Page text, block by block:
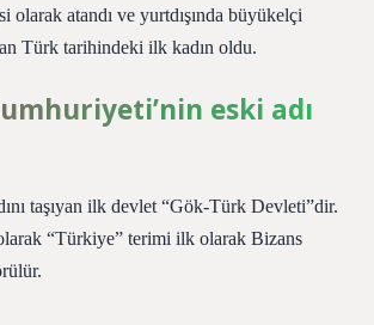
olarak atandı ve yurtdışında büyükelçi
Türk tarihindeki ilk kadın oldu.
eski adı
taşıyan ilk devlet “Gök-Türk Devleti”dir.
“Türkiye” terimi ilk olarak Bizans